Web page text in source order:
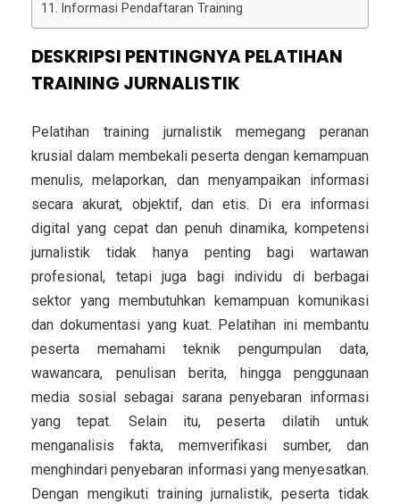
Informasi Pendaftaran Training
DESKRIPSI PENTINGNYA PELATIHAN
TRAINING JURNALISTIK
Pelatihan training jurnalistik memegang peranan
krusial dalam membekali peserta dengan kemampuan
menulis, melaporkan, dan menyampaikan informasi
secara akurat, objektif, dan etis. Di era informasi
digital yang cepat dan penuh dinamika, kompetensi
jurnalistik tidak hanya penting bagi wartawan
profesional, tetapi juga bagi individu di berbagai
sektor yang membutuhkan kemampuan komunikasi
dan dokumentasi yang kuat. Pelatihan ini membantu
peserta memahami teknik pengumpulan data,
wawancara, penulisan berita, hingga penggunaan
media sosial sebagai sarana penyebaran informasi
yang tepat. Selain itu, peserta dilatih untuk
menganalisis fakta, memverifikasi sumber, dan
menghindari penyebaran informasi yang menyesatkan.
Dengan mengikuti training jurnalistik, peserta tidak